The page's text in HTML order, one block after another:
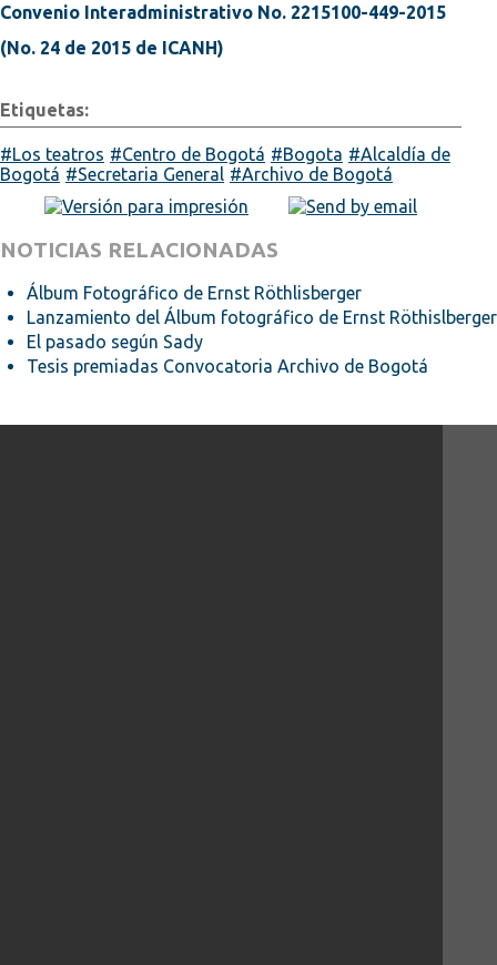
Convenio Interadministrativo No. 2215100-449-2015
(No. 24 de 2015 de ICANH)
Etiquetas:
Los teatros Centro de Bogotá Bogota
Alcaldía de
Bogotá
Secretaria General Archivo de Bogotá
NOTICIAS RELACIONADAS
Álbum Fotográfico de Ernst Röthlisberger
Lanzamiento del Álbum fotográfico de Ernst Röthislberger
El pasado según Sady
Tesis premiadas Convocatoria Archivo de Bogotá